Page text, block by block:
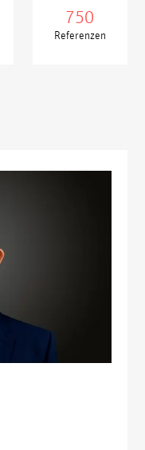
750
Referenzen